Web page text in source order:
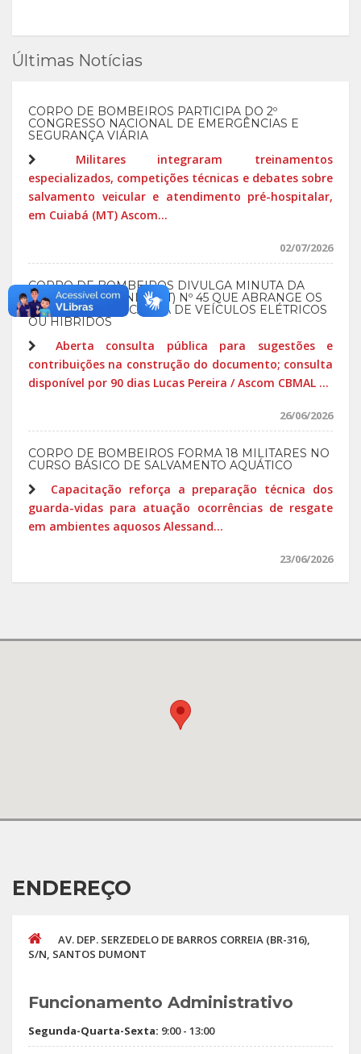
Últimas Notícias
CORPO DE BOMBEIROS PARTICIPA DO 2º
CONGRESSO NACIONAL DE EMERGÊNCIAS E
SEGURANÇA VIÁRIA
Militares integraram treinamentos
especializados, competições técnicas e debates sobre
salvamento veicular e atendimento pré-hospitalar,
em Cuiabá (MT) Ascom...
02/07/2026
CORPO DE BOMBEIROS DIVULGA MINUTA DA
INSTRUÇÃO TÉCNICA (IT) Nº 45 QUE ABRANGE OS
LOCAIS PARA RECARGA DE VEÍCULOS ELÉTRICOS
OU HÍBRIDOS
Aberta consulta pública para sugestões e
contribuições na construção do documento; consulta
disponível por 90 dias Lucas Pereira / Ascom CBMAL ...
26/06/2026
CORPO DE BOMBEIROS FORMA 18 MILITARES NO
CURSO BÁSICO DE SALVAMENTO AQUÁTICO
Capacitação reforça a preparação técnica dos
guarda-vidas para atuação ocorrências de resgate
em ambientes aquosos Alessand...
23/06/2026
ENDEREÇO
AV. DEP. SERZEDELO DE BARROS CORREIA (BR-316),
S/N, SANTOS DUMONT
Funcionamento Administrativo
Segunda-Quarta-Sexta: 9:00 - 13:00